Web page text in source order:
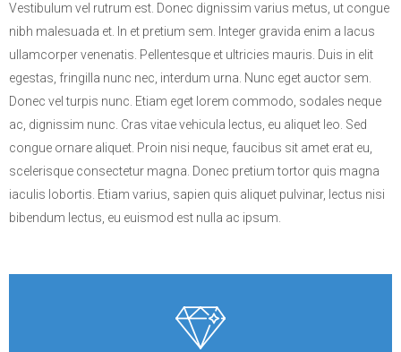
Vestibulum vel rutrum est. Donec dignissim varius metus, ut congue
nibh malesuada et. In et pretium sem. Integer gravida enim a lacus
ullamcorper venenatis. Pellentesque et ultricies mauris. Duis in elit
egestas, fringilla nunc nec, interdum urna. Nunc eget auctor sem.
Donec vel turpis nunc. Etiam eget lorem commodo, sodales neque
ac, dignissim nunc. Cras vitae vehicula lectus, eu aliquet leo. Sed
congue ornare aliquet. Proin nisi neque, faucibus sit amet erat eu,
scelerisque consectetur magna. Donec pretium tortor quis magna
iaculis lobortis. Etiam varius, sapien quis aliquet pulvinar, lectus nisi
bibendum lectus, eu euismod est nulla ac ipsum.